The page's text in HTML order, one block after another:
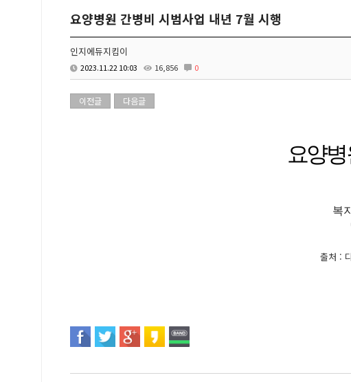
요양병원 간병비 시범사업 내년 7월 시행
인지에듀지킴이
2023.11.22 10:03 16,856 0
이전글 다음글
요양
복
출처 :